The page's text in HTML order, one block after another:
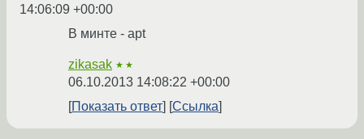
14:06:09 +00:00
В минте - apt
zikasak ★★
06.10.2013 14:08:22 +00:00
Показать ответ
Ссылка